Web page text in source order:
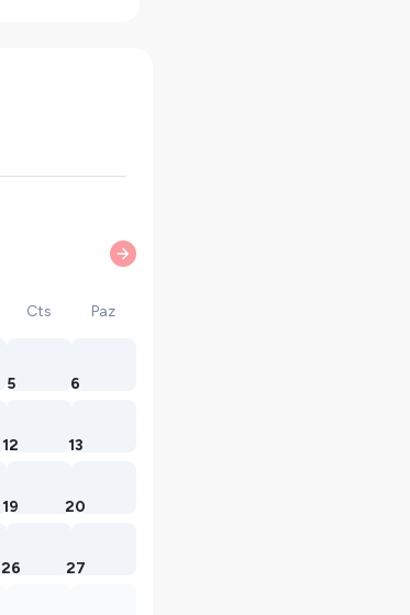
Cts Paz
5 6
12 13
19 20
26 27